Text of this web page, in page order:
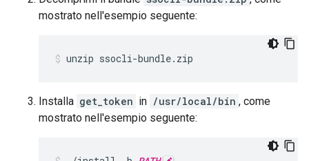
mostrato nell'esempio seguente:
unzip ssocli-bundle.zip
Installa get_token in /usr/local/bin , come
mostrato nell'esempio seguente: